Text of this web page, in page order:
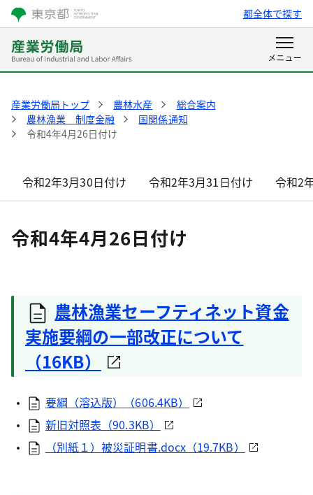
都全体で探す
産業労働局トップ 農林水産
総合案内
農林漁業 制度金融
国関係通知
令和4年4月26日付け
令和2年3月30日付け 令和2年3月31日付け 令和2
令和4年4月26日付け
農林漁業セーフティネット資金
実施要綱の一部改正について
（16KB）
要綱（溶込版）（606.4KB）
新旧対照表（90.3KB）
（別紙１）被災証明書.docx（19.7KB）